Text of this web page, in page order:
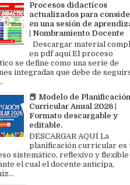
Procesos didacticos
actualizados para
en una sesión de
| Nombramiento Docente
Descargar material
en pdf aquí El proceso
se define como una serie de
integradas que debe de
📕 Modelo de Planificación
Curricular Anual 2026 |
Formato descargable y
editable.
DESCARGAR AQUÍ La
planificación curricular es
sistemático, reflexivo y flexible
el cual el docente anticipa,